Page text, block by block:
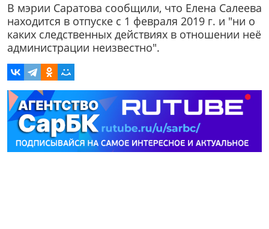
В мэрии Саратова сообщили, что Елена Салеева
находится в отпуске с 1 февраля 2019 г. и "ни о
каких следственных действиях в отношении неё
администрации неизвестно".